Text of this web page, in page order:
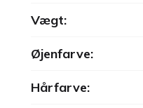
Vægt:
Øjenfarve:
Hårfarve: